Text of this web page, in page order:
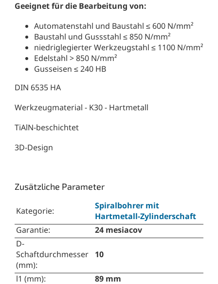
Geeignet für die Bearbeitung von:
Automatenstahl und Baustahl ≤ 600 N/mm²
Baustahl und Gussstahl ≤ 850 N/mm²
niedriglegierter Werkzeugstahl ≤ 1100 N/mm²
Edelstahl > 850 N/mm²
Gusseisen ≤ 240 HB
DIN 6535 HA
Werkzeugmaterial - K30 - Hartmetall
TiAlN-beschichtet
3D-Design
Zusätzliche Parameter
Kategorie:
Spiralbohrer mit
Hartmetall-Zylinderschaft
Garantie:
24 mesiacov
D-
Schaftdurchmesser
(mm):
10
l1 (mm):
89 mm